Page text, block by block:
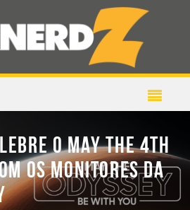
O MAY THE 4TH
OS MONITORES DA